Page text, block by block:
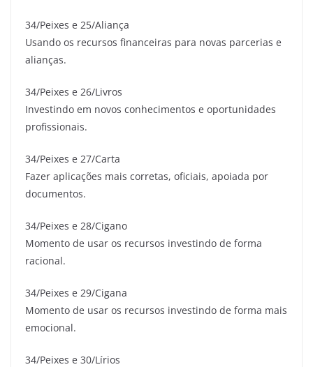
34/Peixes e 25/Aliança
Usando os recursos financeiras para novas parcerias e
alianças.
34/Peixes e 26/Livros
Investindo em novos conhecimentos e oportunidades
profissionais.
34/Peixes e 27/Carta
Fazer aplicações mais corretas, oficiais, apoiada por
documentos.
34/Peixes e 28/Cigano
Momento de usar os recursos investindo de forma
racional.
34/Peixes e 29/Cigana
Momento de usar os recursos investindo de forma mais
emocional.
34/Peixes e 30/Lírios